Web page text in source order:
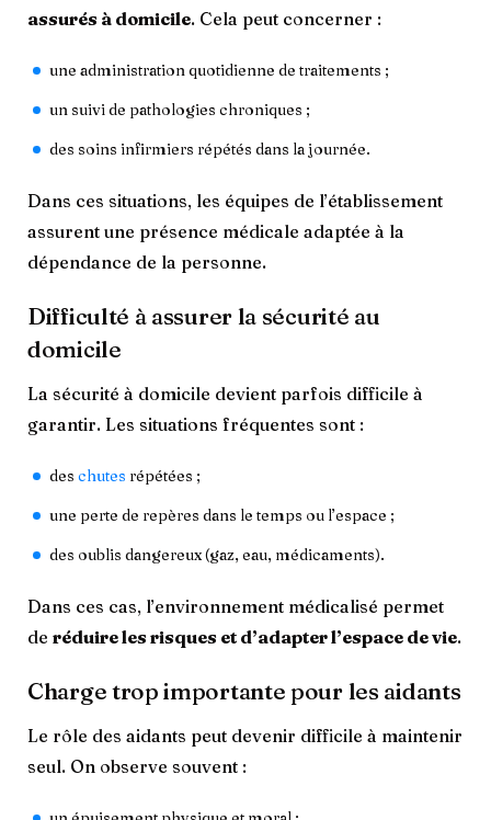
assurés à domicile. Cela peut concerner :
une administration quotidienne de traitements ;
un suivi de pathologies chroniques ;
des soins infirmiers répétés dans la journée.
Dans ces situations, les équipes de l’établissement
assurent une présence médicale adaptée à la
dépendance de la personne.
Difficulté à assurer la sécurité au
domicile
La sécurité à domicile devient parfois difficile à
garantir. Les situations fréquentes sont :
des chutes répétées ;
une perte de repères dans le temps ou l’espace ;
des oublis dangereux (gaz, eau, médicaments).
Dans ces cas, l’environnement médicalisé permet
de réduire les risques et d’adapter l’espace de vie.
Charge trop importante pour les aidants
Le rôle des aidants peut devenir difficile à maintenir
seul. On observe souvent :